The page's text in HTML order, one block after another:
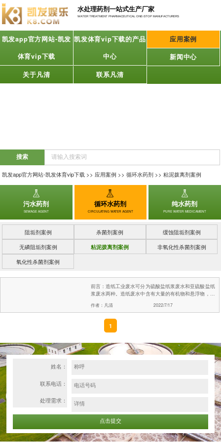
水处理药剂一站式生产厂家
WATER TREATMENT PHARMACEUTICAL ONE-STOP MANUFACTURERS
凯发app官方网站-凯发
体育vip下载
凯发体育vip下载的产品
中心
应用案例
新闻中心
关于凡清
联系凡清
凯发app官方网站-凯发体育vip下载 >> 应用案例 >>循环水药剂 >>粘泥拨离剂案例
污水药剂
SEWAGE AGENT
循环水药剂
CIRCULATING WATER AGENT
阻垢剂案例 杀菌剂案例
缓蚀阻垢剂案例
无磷阻垢剂案例
粘泥拨离剂案例
非氧化性杀菌剂案例
氧化性杀菌剂案例
纯水药剂
PURE WATER MEDICAMENT
前言：造纸工业废水可分为硫酸盐纸浆废水和亚硫酸盐纸
浆废水两种。造纸废水中含有大量的有机物和悬浮物，并
目前存在的问题：造纸废水水...
作者：凡清 2022/7/17
1
姓名：
联系电话：
处理需求：